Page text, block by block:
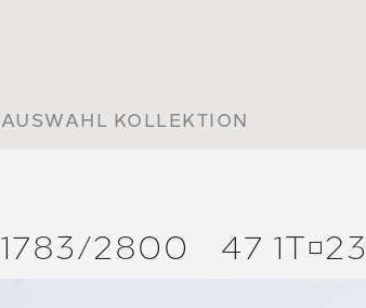
AUSWAHL KOLLEKTION
1783/2800 47 1T23